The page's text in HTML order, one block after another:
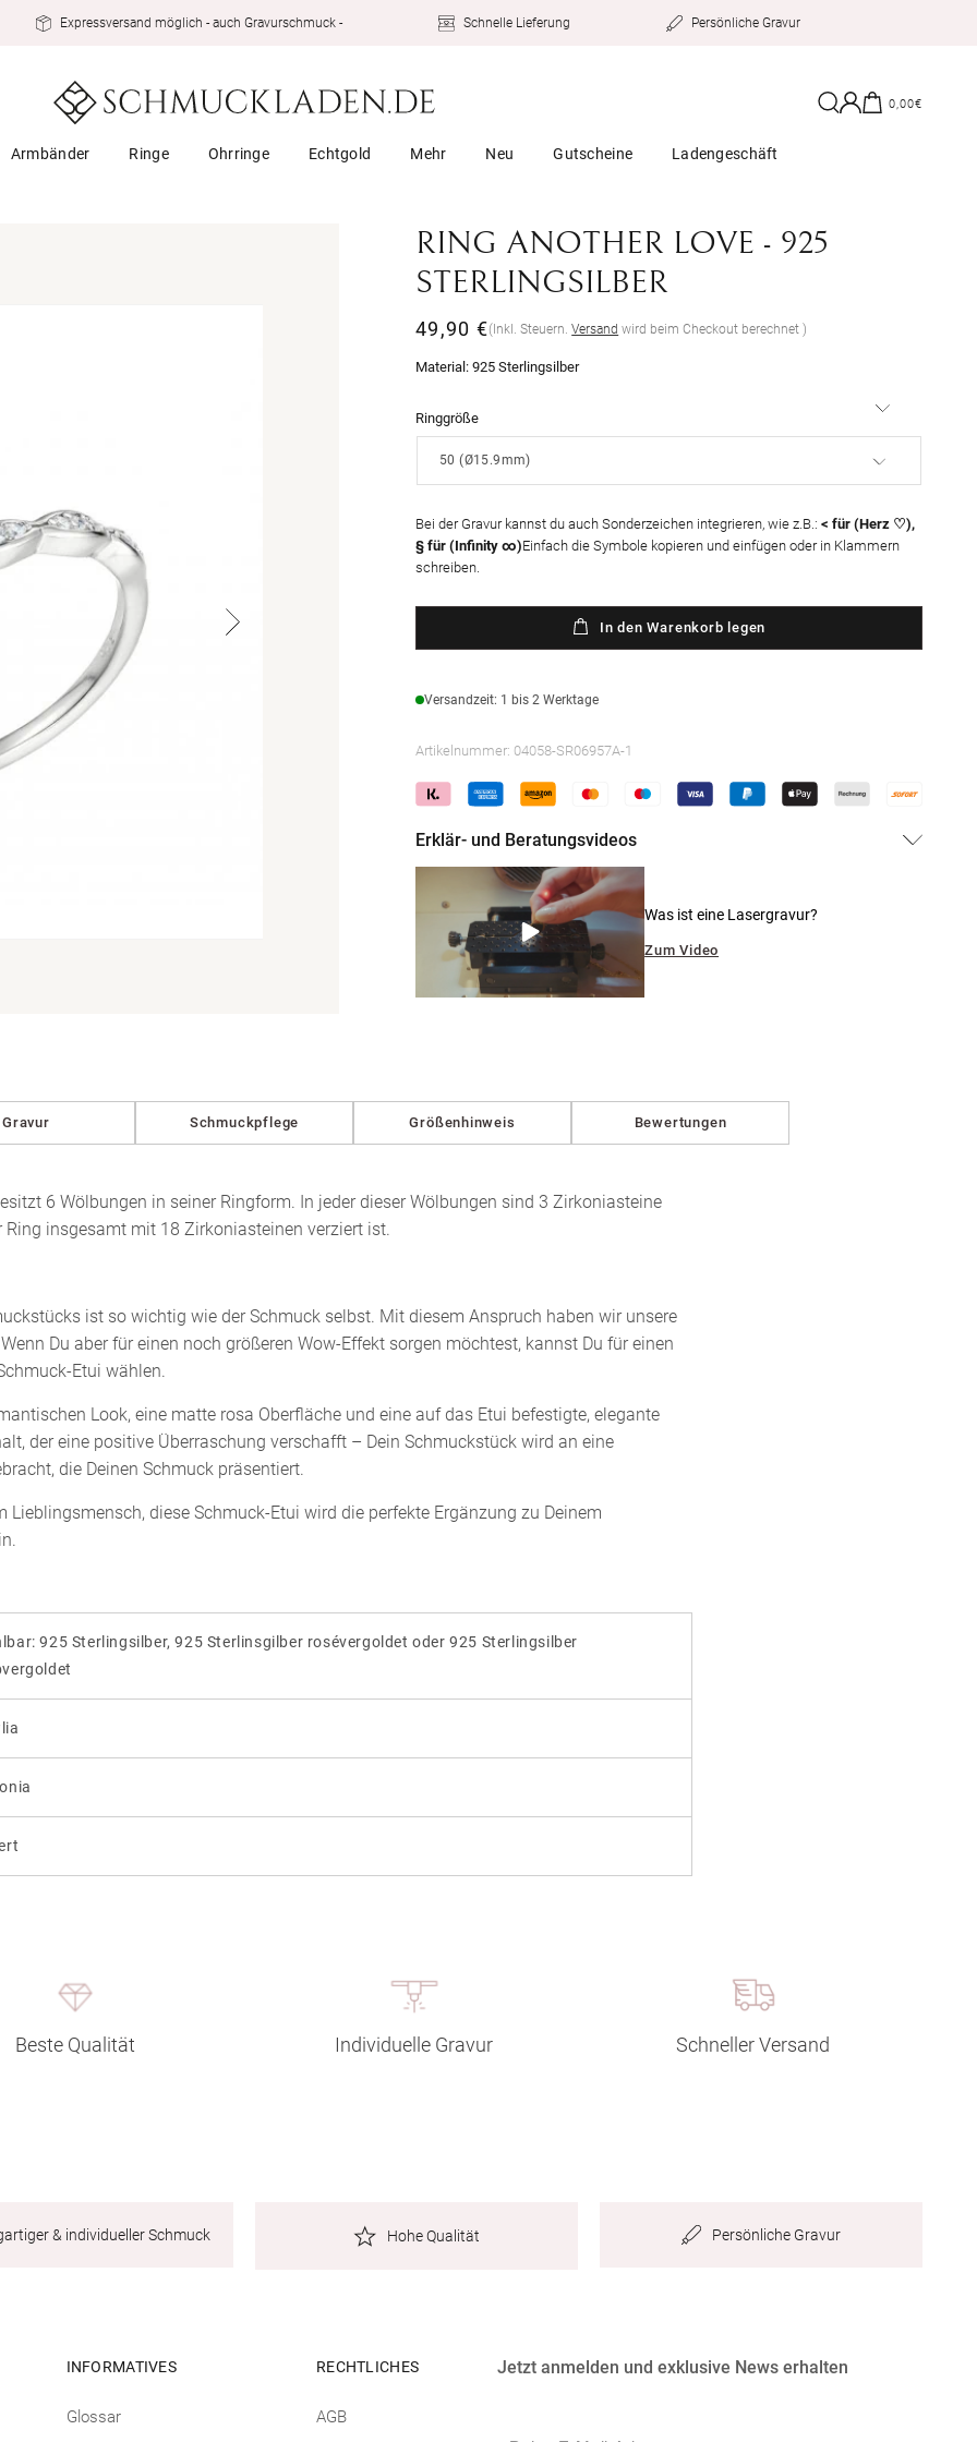
Expressversand möglich - auch Gravurschmuck - Schnelle Lieferung Persönliche Gravur
Armbänder Ringe Ohrringe Echtgold Mehr Neu Gutscheine Ladengeschäft
EinloggenWarenkorb
0,00€
RING ANOTHER LOVE - 925
STERLINGSILBER
Normaler
49,90 €(Inkl. Steuern.Versand wird beim Checkout berechnet )
Material:925 Sterlingsilber
Ringgröße
Bei der Gravur kannst du auch Sonderzeichen integrieren, wie z.B.: < für (Herz ♡),
§ für (Infinity ∞)Einfach die Symbole kopieren und einfügen oder in Klammern
schreiben.
In den Warenkorb legen
Versandzeit: 1 bis 2 Werktage
Artikelnummer: 04058-SR06957A-1
Erklär- und Beratungsvideos
Was ist eine Lasergravur?
Zum Video
Gravur Schmuckpflege Größenhinweis Bewertungen
6 Wölbungen in seiner Ringform. In jeder dieser Wölbungen sind 3 Zirkoniasteine
Ring insgesamt mit 18 Zirkoniasteinen verziert ist.
ist so wichtig wie der Schmuck selbst. Mit diesem Anspruch haben wir unsere
Du aber für einen noch größeren Wow-Effekt sorgen möchtest, kannst Du für einen
Etui wählen.
Look, eine matte rosa Oberfläche und eine auf das Etui befestigte, elegante
der eine positive Überraschung verschafft – Dein Schmuckstück wird an eine
die Deinen Schmuck präsentiert.
Lieblingsmensch, diese Schmuck-Etui wird die perfekte Ergänzung zu Deinem
925 Sterlingsilber, 925 Sterlinsgilber rosévergoldet oder 925 Sterlingsilber
Beste Qualität Individuelle Gravur Schneller Versand
& individueller Schmuck Hohe Qualität Persönliche Gravur
INFORMATIVES
Glossar
RECHTLICHES
AGB
Jetzt anmelden und exklusive News erhalten